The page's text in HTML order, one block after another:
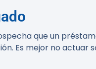
que un
Es mejor no actuar